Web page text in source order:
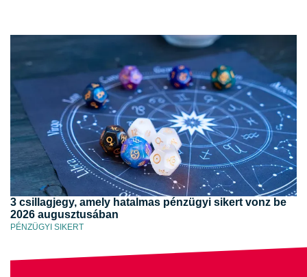
3 csillagjegy, amely hatalmas pénzügyi sikert vonz be
2026 augusztusában
PÉNZÜGYI SIKERT